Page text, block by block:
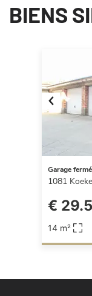
BIENS
Previous
Garage fermé
1081
€
14 m²